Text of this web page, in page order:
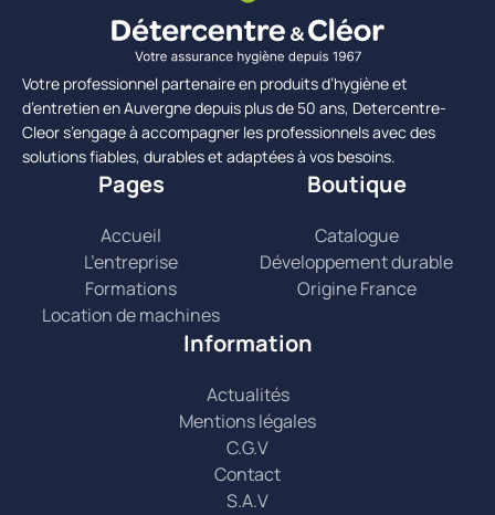
Votre professionnel partenaire en produits d’hygiène et
d’entretien en Auvergne depuis plus de 50 ans, Detercentre-
Cleor s’engage à accompagner les professionnels avec des
solutions fiables, durables et adaptées à vos besoins.
Pages
Accueil
L’entreprise
Formations
Location de machines
Boutique
Catalogue
Développement durable
Origine France
Information
Actualités
Mentions légales
C.G.V
Contact
S.A.V